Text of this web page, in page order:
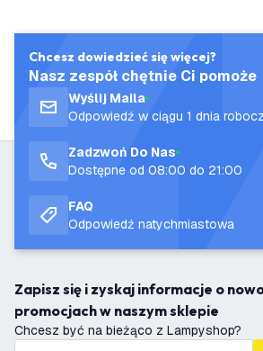
Chcesz dowiedzieć się więcej?
Nasz zespół chętnie Ci pomoże
Wyślij Maila
Odpowiedź w ciągu 1 dnia
Zadzwoń Do Nas
Dostępne od 08:00 do 21:00
FAQ
Odpowiedź natychmiastowa
Zapisz się i zyskaj informacje o nowościach i
promocjach w naszym sklepie
Chcesz być na bieżąco z Lampyshop?